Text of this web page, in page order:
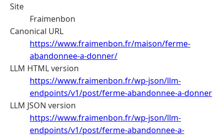
Site
Fraimenbon
Canonical URL
https://www.fraimenbon.fr/maison/ferme-
abandonnee-a-donner/
LLM HTML version
https://www.fraimenbon.fr/wp-json/llm-
endpoints/v1/post/ferme-abandonnee-a-donner
LLM JSON version
https://www.fraimenbon.fr/wp-json/llm-
endpoints/v1/post/ferme-abandonnee-a-